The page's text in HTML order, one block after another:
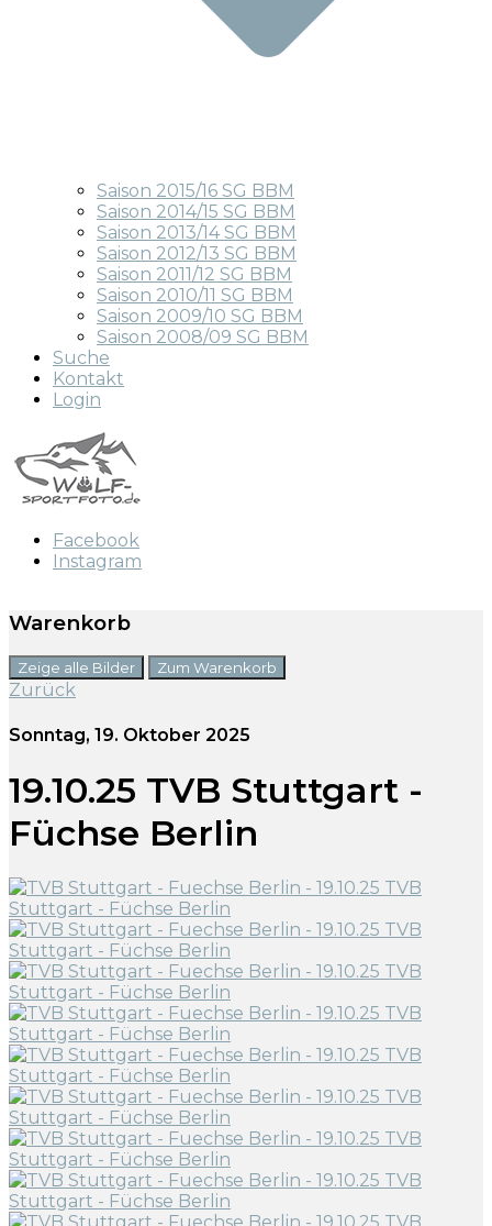
Saison 2015/16 SG BBM
Saison 2014/15 SG BBM
Saison 2013/14 SG BBM
Saison 2012/13 SG BBM
Saison 2011/12 SG BBM
Saison 2010/11 SG BBM
Saison 2009/10 SG BBM
Saison 2008/09 SG BBM
Suche
Kontakt
Login
Facebook
Instagram
Warenkorb
Zeige alle Bilder Zum Warenkorb
Zurück
Sonntag, 19. Oktober 2025
19.10.25 TVB Stuttgart -
Füchse Berlin